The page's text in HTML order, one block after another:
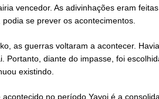
vencedor. As adivinhações eram
se prever os acontecimentos.
as guerras voltaram a acontecer.
Portanto, diante do impasse, foi
existindo.
no período Yayoi é a